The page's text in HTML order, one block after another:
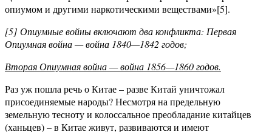
опиумом и другими наркотическими веществами»[5].
[5] Опиумные войны включают два конфликта: Первая
Опиумная война — война 1840—1842 годов;
Вторая Опиумная война — война 1856—1860 годов.
Раз уж пошла речь о Китае – разве Китай уничтожал
присоединяемые народы? Несмотря на предельную
земельную тесноту и колоссальное преобладание китайцев
(ханьцев) – в Китае живут, развиваются и имеют